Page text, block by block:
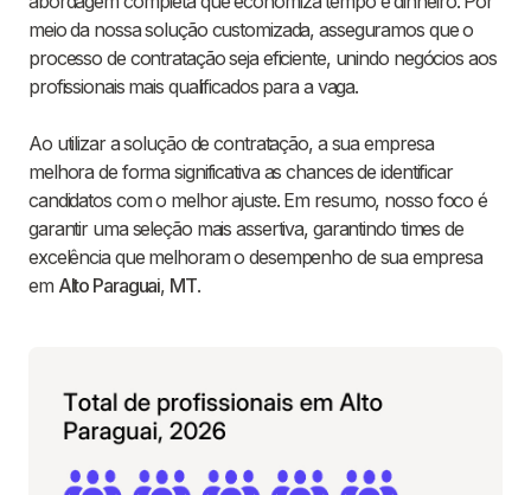
meio da nossa solução customizada, asseguramos que o
processo de contratação seja eficiente, unindo negócios aos
profissionais mais qualificados para a vaga.
Ao utilizar a solução de contratação, a sua empresa
melhora de forma significativa as chances de identificar
candidatos com o melhor ajuste. Em resumo, nosso foco é
garantir uma seleção mais assertiva, garantindo times de
excelência que melhoram o desempenho de sua empresa
em Alto Paraguai, MT.